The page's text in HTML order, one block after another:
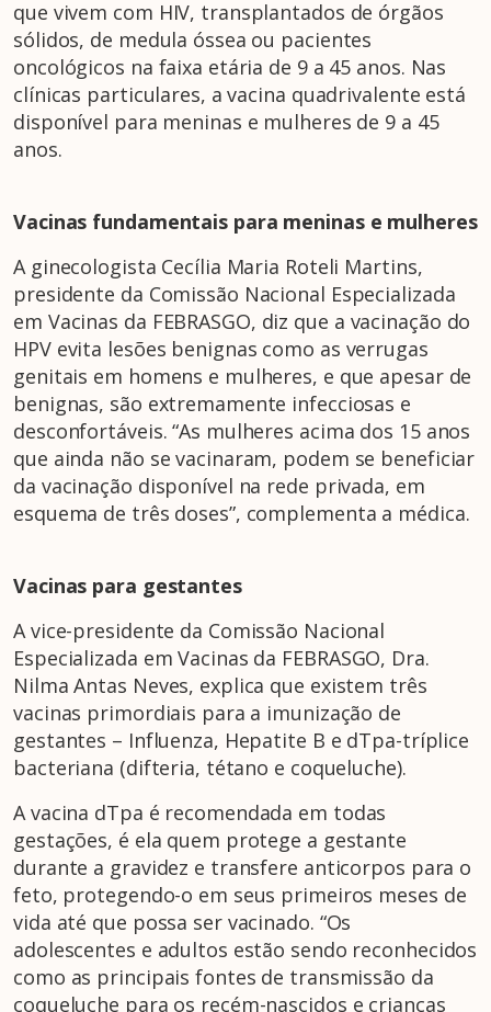
que vivem com HIV, transplantados de órgãos
sólidos, de medula óssea ou pacientes
oncológicos na faixa etária de 9 a 45 anos. Nas
clínicas particulares, a vacina quadrivalente está
disponível para meninas e mulheres de 9 a 45
anos.
Vacinas fundamentais para meninas e mulheres
A ginecologista Cecília Maria Roteli Martins,
presidente da Comissão Nacional Especializada
em Vacinas da FEBRASGO, diz que a vacinação do
HPV evita lesões benignas como as verrugas
genitais em homens e mulheres, e que apesar de
benignas, são extremamente infecciosas e
desconfortáveis. “As mulheres acima dos 15 anos
que ainda não se vacinaram, podem se beneficiar
da vacinação disponível na rede privada, em
esquema de três doses”, complementa a médica.
Vacinas para gestantes
A vice-presidente da Comissão Nacional
Especializada em Vacinas da FEBRASGO, Dra.
Nilma Antas Neves, explica que existem três
vacinas primordiais para a imunização de
gestantes – Influenza, Hepatite B e dTpa-tríplice
bacteriana (difteria, tétano e coqueluche).
A vacina dTpa é recomendada em todas
gestações, é ela quem protege a gestante
durante a gravidez e transfere anticorpos para o
feto, protegendo-o em seus primeiros meses de
vida até que possa ser vacinado. “Os
adolescentes e adultos estão sendo reconhecidos
como as principais fontes de transmissão da
coqueluche para os recém-nascidos e crianças